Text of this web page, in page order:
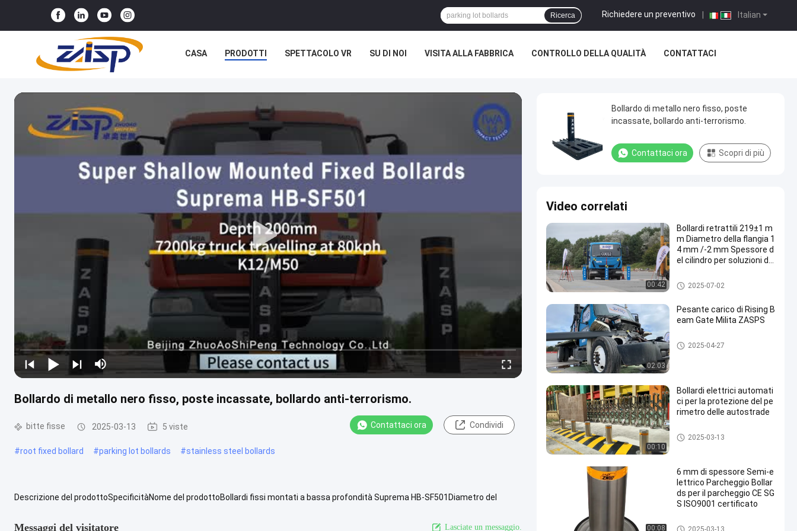
Italian
Richiedere un preventivo
Ricerca
CASA PRODOTTI SPETTACOLO VR SU DI NOI VISITA ALLA FABBRICA CONTROLLO DELLA QUALITÀ CONTATTACI
Bollardo di metallo nero fisso, poste incassate, bollardo anti-terrorismo.
bitte fisse 2025-03-13 5 viste Contattaci ora Condividi
#root fixed bollard #parking lot bollards #stainless steel bollards
Descrizione del prodottoSpecificitàNome del prodottoBollardi fissi montati a bassa profondità Suprema HB-SF501Diametro del
Messaggi del visitatore Lasciate un messaggio.
Bollardo di metallo nero fisso, poste
incassate, bollardo anti-terrorismo.
Contattaci ora Scopri di più
Video correlati
00:42
Bollardi retrattili 219±1 m
m Diametro della flangia 1
4 mm /-2 mm Spessore d
el cilindro per soluzioni di
Bollardi rimovibili
2025-07-02
02:03
Pesante carico di Rising B
eam Gate Milita ZASPS
Porta a raggi ascendenti
2025-04-27
00:10
Bollardi elettrici automati
ci per la protezione del pe
rimetro delle autostrade
Bitte automatiche
2025-03-13
00:08
6 mm di spessore Semi-e
lettrico Parcheggio Bollar
ds per il parcheggio CE SG
S ISO9001 certificato
Bitte automatiche
2025-03-13